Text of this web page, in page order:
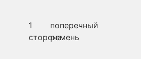
1
сторона
поперечный
ремень